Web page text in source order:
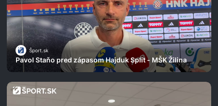
Šport.sk
Pavol Staňo pred zápasom Hajduk Split - MŠK Žilina